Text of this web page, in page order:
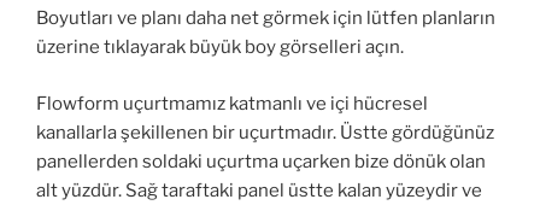
Boyutları ve planı daha net görmek için lütfen planların
üzerine tıklayarak büyük boy görselleri açın.
Flowform uçurtmamız katmanlı ve içi hücresel
kanallarla şekillenen bir uçurtmadır. Üstte gördüğünüz
panellerden soldaki uçurtma uçarken bize dönük olan
alt yüzdür. Sağ taraftaki panel üstte kalan yüzeydir ve